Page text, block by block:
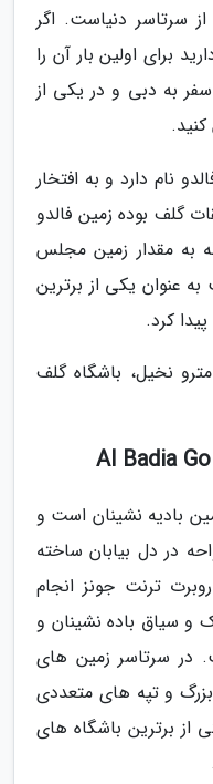
سرتاسر دنیاست. اگر
برای اولین بار آن را
به دبی و در یکی از
نام دارد و به افتخار
گلف بوده زمین فالدو
به مقدار زمین مجلس
عنوان یکی از برترین
کرد.
نخیل، باشگاه گلف
بادیه نشینان است و
در دل بیابان ساخته
ترنت جونز انجام
سیاق باده نشینان و
در سرتاسر زمین های
و تپه های متعددی
از برترین باشگاه های